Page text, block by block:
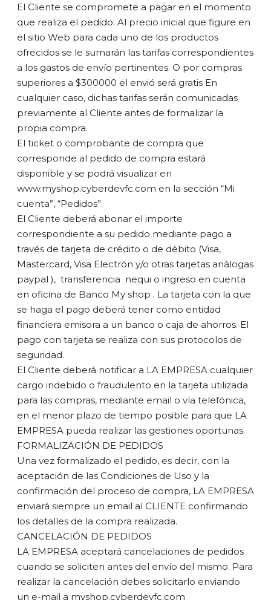
El Cliente se compromete a pagar en el momento
que realiza el pedido. Al precio inicial que figure en
el sitio Web para cada uno de los productos
ofrecidos se le sumarán las tarifas correspondientes
a los gastos de envío pertinentes. O por compras
superiores a $300000 el envió será gratis En
cualquier caso, dichas tarifas serán comunicadas
previamente al Cliente antes de formalizar la
propia compra.
El ticket o comprobante de compra que
corresponde al pedido de compra estará
disponible y se podrá visualizar en
www.myshop.cyberdevfc.com en la sección “Mi
cuenta”, “Pedidos”.
El Cliente deberá abonar el importe
correspondiente a su pedido mediante pago a
través de tarjeta de crédito o de débito (Visa,
Mastercard, Visa Electrón y/o otras tarjetas análogas
paypal ), transferencia nequi o ingreso en cuenta
en oficina de Banco My shop . La tarjeta con la que
se haga el pago deberá tener como entidad
financiera emisora a un banco o caja de ahorros. El
pago con tarjeta se realiza con sus protocolos de
seguridad.
El Cliente deberá notificar a LA EMPRESA cualquier
cargo indebido o fraudulento en la tarjeta utilizada
para las compras, mediante email o vía telefónica,
en el menor plazo de tiempo posible para que LA
EMPRESA pueda realizar las gestiones oportunas.
FORMALIZACIÓN DE PEDIDOS
Una vez formalizado el pedido, es decir, con la
aceptación de las Condiciones de Uso y la
confirmación del proceso de compra, LA EMPRESA
enviará siempre un email al CLIENTE confirmando
los detalles de la compra realizada.
CANCELACIÓN DE PEDIDOS
LA EMPRESA aceptará cancelaciones de pedidos
cuando se soliciten antes del envío del mismo. Para
realizar la cancelación debes solicitarlo enviando
un e-mail a myshop.cyberdevfc.com